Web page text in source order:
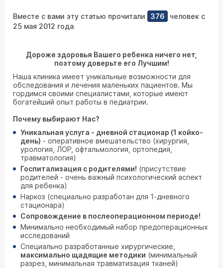
Вместе с вами эту статью прочитали 376
человек с
25 мая 2012 года
Дороже здоровья Вашего ребенка ничего нет,
поэтому доверьте его Лучшим!
Наша клиника имеет уникальные возможности для
обследования и лечения маленьких пациентов. Мы
гордимся своими специалистами, которые имеют
богатейший опыт работы в педиатрии.
Почему выбирают Нас?
Уникальная услуга - дневной стационар (1 койко-
день) - оперативное вмешательство (хирургия,
урология, ЛОР, офтальмология, ортопедия,
травматология)
Госпитализация с родителями! (присутствие
родителей - очень важный психологический аспект
для ребенка)
Наркоз (специально разработан для 1-дневного
стационара)
Сопровождение в послеоперационном периоде!
Минимально необходимый набор предоперационных
исследований
Специально разработанные хирургические,
максимально щадящие методики (минимальный
разрез, минимальная травматизация тканей)